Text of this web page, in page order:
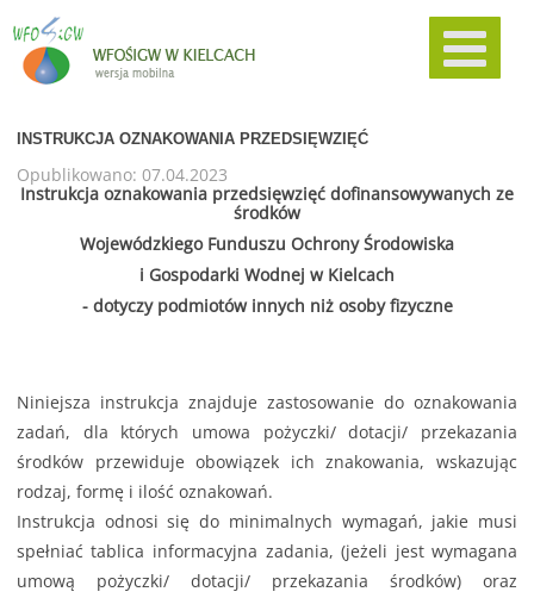
INSTRUKCJA OZNAKOWANIA PRZEDSIĘWZIĘĆ
Opublikowano: 07.04.2023
Instrukcja oznakowania przedsięwzięć dofinansowywanych ze
środków
Wojewódzkiego Funduszu Ochrony Środowiska
i Gospodarki Wodnej w Kielcach
- dotyczy podmiotów innych niż osoby fizyczne
Niniejsza instrukcja znajduje zastosowanie do oznakowania
zadań, dla których umowa pożyczki/ dotacji/ przekazania
środków przewiduje obowiązek ich znakowania, wskazując
rodzaj, formę i ilość oznakowań.
Instrukcja odnosi się do minimalnych wymagań, jakie musi
spełniać tablica informacyjna zadania, (jeżeli jest wymagana
umową pożyczki/ dotacji/ przekazania środków) oraz